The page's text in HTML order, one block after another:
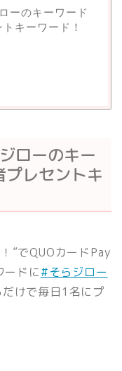
ーのキーワード
トキーワード！
ローのキー
レセントキ
”でQUOカードPay
ドに#そらジロー
けで毎日1 名にプ